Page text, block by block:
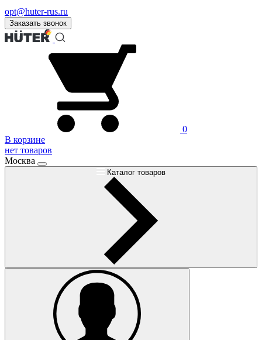
opt@huter-rus.ru
Заказать звонок
0
В корзине
нет товаров
Москва
Каталог товаров